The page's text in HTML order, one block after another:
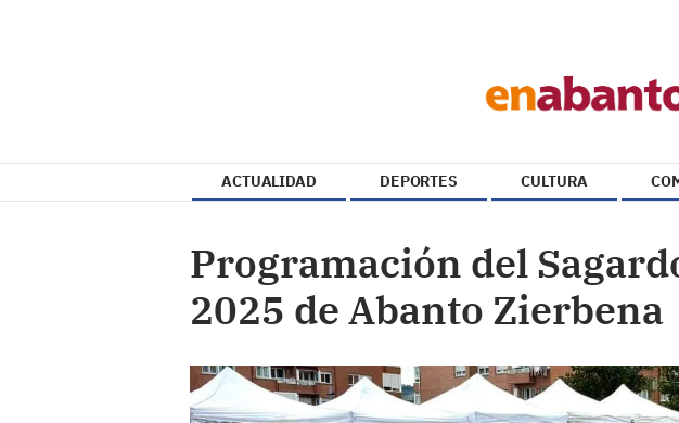
ACTUALIDAD DEPORTES CULTURA
Programación del
2025 de Abanto Zierbena